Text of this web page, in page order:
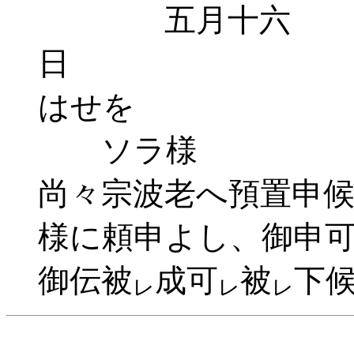
五月十六
はせを
ソラ様
尚々宗波老へ預置申
様に頼申よし、御申
御伝被 レ 成可レ被 レ下